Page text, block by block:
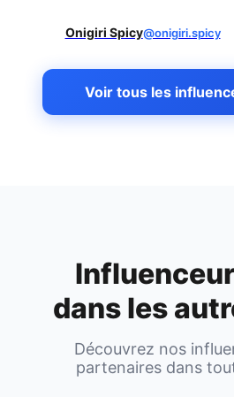
Onigiri Spicy@onigiri.spicy
Voir tous les
dans les
Découvrez nos
partenaires dans